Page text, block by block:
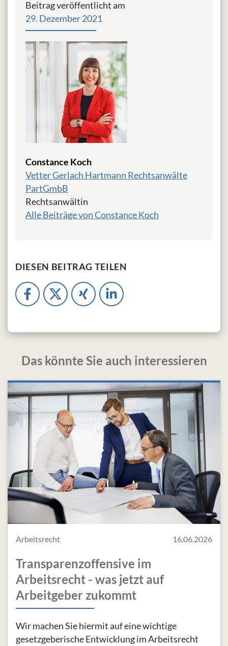
Beitrag veröffentlicht am
29. Dezember 2021
Constance Koch
Vetter Gerlach Hartmann Rechtsanwälte
PartGmbB
Rechtsanwältin
Alle Beiträge von Constance Koch
DIESEN BEITRAG TEILEN
Das könnte Sie auch interessieren
Arbeitsrecht 16.06.2026
Transparenzoffensive im
Arbeitsrecht - was jetzt auf
Arbeitgeber zukommt
Wir machen Sie hiermit auf eine wichtige
gesetzgeberische Entwicklung im Arbeitsrecht